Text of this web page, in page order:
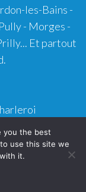
les-Bains -
- Morges -
Et partout
barmans sur
-Belgique
you the best
use this site we
it.